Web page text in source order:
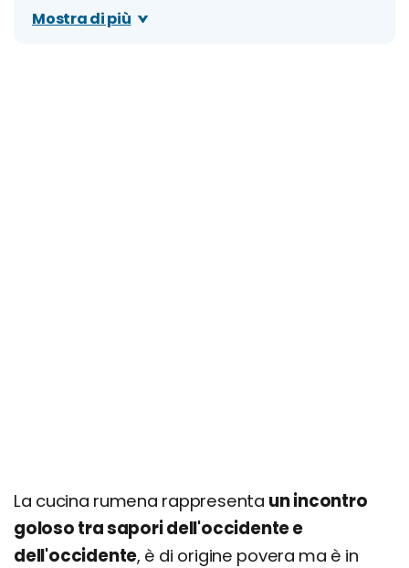
Frigarui
Mostra di più
La cucina rumena rappresenta un incontro
goloso tra sapori dell'occidente e
dell'occidente, è di origine povera ma è in